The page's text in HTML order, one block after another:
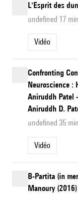
L'Esprit des
undefined 17 min
Vidéo
Confronting
Neuroscience :
Aniruddh Patel
Aniruddh D.
undefined 35 min
Vidéo
B-Partita (in
Manoury (2016)